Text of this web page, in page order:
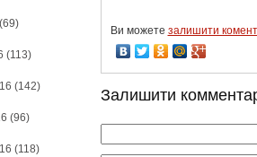
(69)
(113)
(142)
(96)
(118)
Ви можете залишити
Залишити